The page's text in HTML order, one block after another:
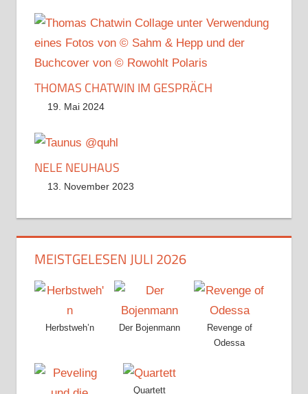
THOMAS CHATWIN IM GESPRÄCH
19. Mai 2024
NELE NEUHAUS
13. November 2023
MEISTGELESEN JULI 2026
Herbstweh’n Der Bojenmann
Revenge of
Odessa
Quartett